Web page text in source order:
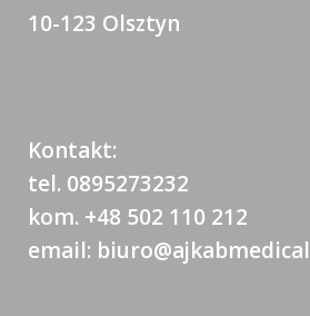
10-123 Olsztyn
Kontakt:
tel. 0895273232
kom. +48 502 110 212
email: